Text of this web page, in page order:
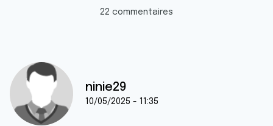
22 commentaires
ninie29
10/05/2025 - 11:35